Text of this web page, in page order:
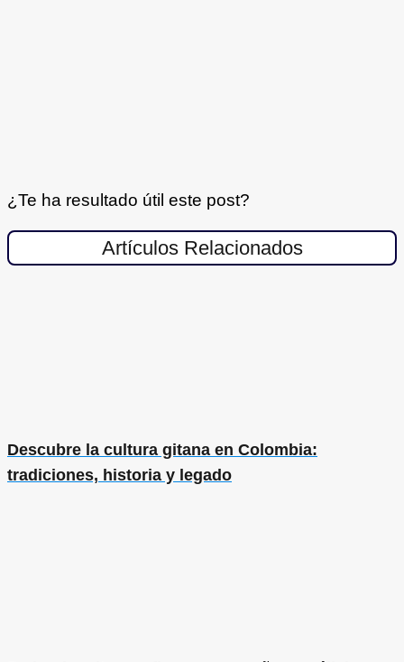
¿Te ha resultado útil este post?
Artículos Relacionados
Descubre la cultura gitana en Colombia:
tradiciones, historia y legado